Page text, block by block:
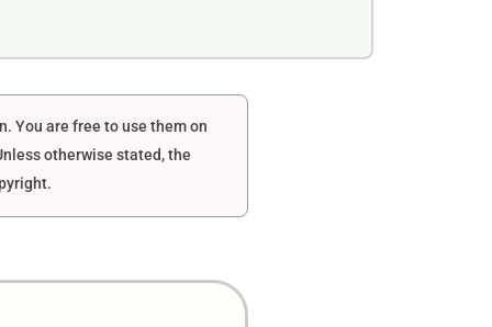
You are free to use them on
otherwise stated, the